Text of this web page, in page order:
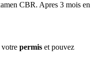
CBR. Apres 3 mois en
votre permis et pouvez